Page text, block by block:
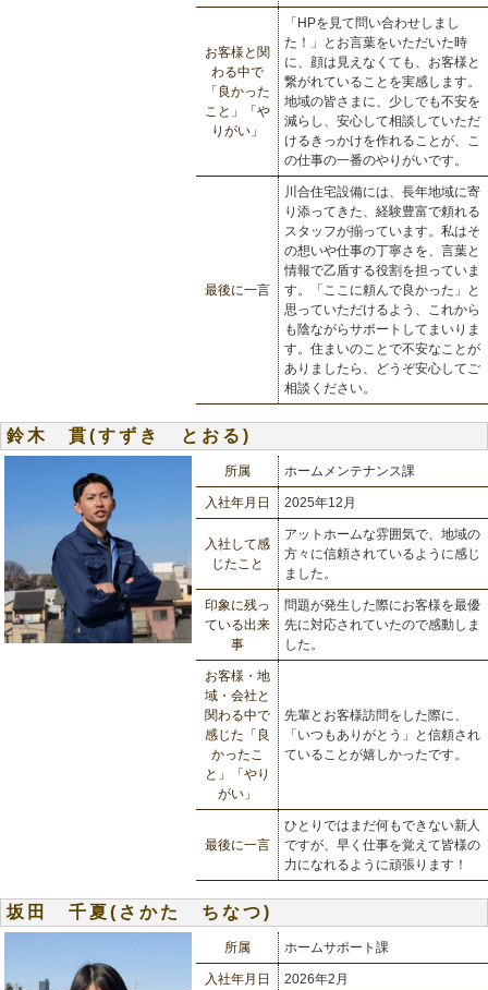
お客様と関
わる中で
「良かった
こと」「や
りがい」
「HPを見て問い合わせしまし
た！」とお言葉をいただいた時
に、顔は見えなくても、お客様と
繋がれていることを実感します。
地域の皆さまに、少しでも不安を
減らし、安心して相談していただ
けるきっかけを作れることが、こ
の仕事の一番のやりがいです。
最後に一言
川合住宅設備には、長年地域に寄
り添ってきた、経験豊富で頼れる
スタッフが揃っています。私はそ
の想いや仕事の丁寧さを、言葉と
情報で乙盾する役割を担っていま
す。「ここに頼んで良かった」と
思っていただけるよう、これから
も陰ながらサポートしてまいりま
す。住まいのことで不安なことが
ありましたら、どうぞ安心してご
相談ください。
鈴木 貫(すずき とおる)
所属 ホームメンテナンス課
入社年月日 2025年12月
入社して感
じたこと
アットホームな雰囲気で、地域の
方々に信頼されているように感じ
ました。
印象に残っ
ている出来
事
問題が発生した際にお客様を最優
先に対応されていたので感動しま
した。
お客様・地
域・会社と
関わる中で
感じた「良
かったこ
と」「やり
がい」
先輩とお客様訪問をした際に、
「いつもありがとう」と信頼され
ていることが嬉しかったです。
最後に一言
ひとりではまだ何もできない新人
ですが、早く仕事を覚えて皆様の
力になれるように頑張ります！
坂田 千夏(さかた ちなつ)
所属 ホームサポート課
入社年月日 2026年2月